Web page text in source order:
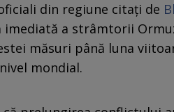
din regiune citați de
imediată a strâmtorii
măsuri până luna
mondial.